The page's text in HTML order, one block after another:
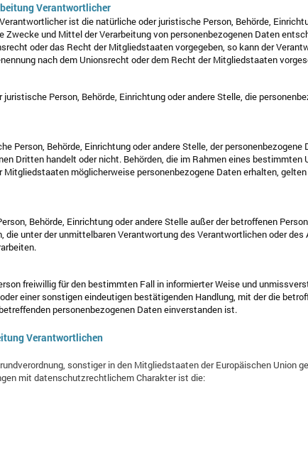
Verantwortlicher
ist die natürliche oder juristische Person, Behörde,
Zwecke und Mittel der Verarbeitung von personenbezogenen Daten
oder das Recht der Mitgliedstaaten vorgegeben, so kann der
nach dem Unionsrecht oder dem Recht der Mitgliedstaaten
Person, Behörde, Einrichtung oder andere Stelle, die
Person, Behörde, Einrichtung oder andere Stelle, der personenbezogene
Dritten handelt oder nicht. Behörden, die im Rahmen eines
Mitgliedstaaten möglicherweise personenbezogene Daten erhalten,
Behörde, Einrichtung oder andere Stelle außer der betroffenen
die unter der unmittelbaren Verantwortung des Verantwortlichen oder
freiwillig für den bestimmten Fall in informierter Weise und
einer sonstigen eindeutigen bestätigenden Handlung, mit der die
personenbezogenen Daten einverstanden ist.
Verantwortlichen
sonstiger in den Mitgliedstaaten der Europäischen Union
mit datenschutzrechtlichem Charakter ist die: